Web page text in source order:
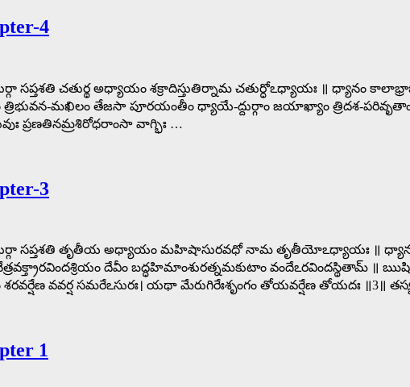
4
దుర్గా సప్తశతి చతుర్థ అధ్యాయం శక్రాదిస్తుతిర్నామ చతుర్ధోఽధ్యాయః ॥ ధ్యానం
త్రిభువన-మఖిలం తేజసా పూరయంతీం ధ్యాయే-ద్దుర్గాం జయాఖ్యాం త్రిదశ-
ప్రణతినమ్రశిరోధరాంసా వాగ్భిః …
3
దుర్గా సప్తశతి తృతీయ అధ్యాయం మహిషాసురవధో నామ తృతీయోఽధ్యాయః ॥
దేవీం బద్ధహిమాంశురత్నమకుటాం వందేఽరవిందస్థితామ్ ॥
వవర్ష సమరేఽసురః। యథా మేరుగిరేఃశృంగం తోయవర్షేణ తోయదః ॥3॥
1